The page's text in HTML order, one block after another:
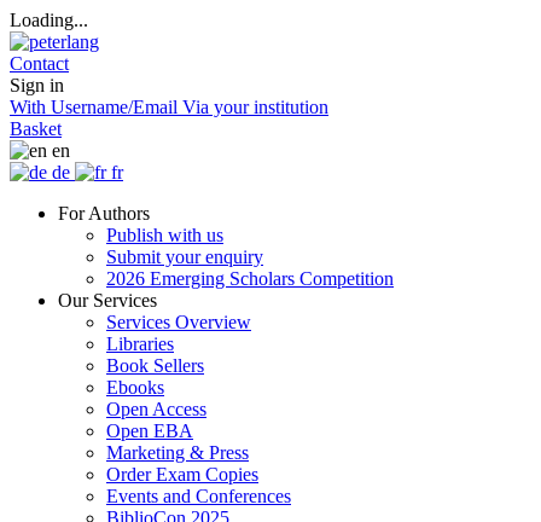
Loading...
Contact
Sign in
With Username/Email Via your institution
Basket
en
de
fr
For Authors
Publish with us
Submit your enquiry
2026 Emerging Scholars Competition
Our Services
Services Overview
Libraries
Book Sellers
Ebooks
Open Access
Open EBA
Marketing & Press
Order Exam Copies
Events and Conferences
BiblioCon 2025